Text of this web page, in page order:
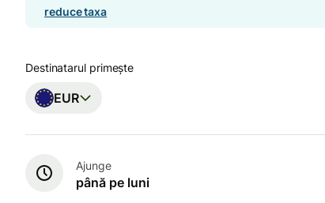
reduce taxa
Destinatarul primește
EUR
Ajunge
până pe luni